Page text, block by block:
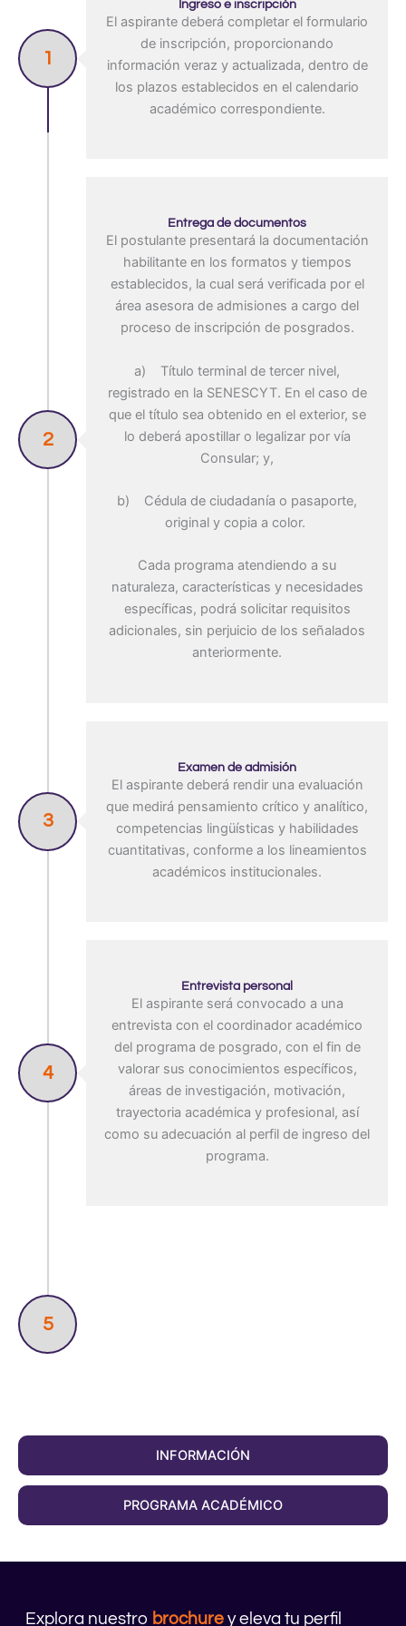
INFORMACIÓN
PROGRAMA ACADÉMICO
Ingreso e inscripción
El aspirante deberá completar el formulario
de inscripción, proporcionando
información veraz y actualizada, dentro de
los plazos establecidos en el calendario
académico correspondiente.
1
Entrega de documentos
El postulante presentará la documentación
habilitante en los formatos y tiempos
establecidos, la cual será verificada por el
área asesora de admisiones a cargo del
proceso de inscripción de posgrados.
a) Título terminal de tercer nivel,
registrado en la SENESCYT. En el caso de
que el título sea obtenido en el exterior, se
lo deberá apostillar o legalizar por vía
Consular; y,
b) Cédula de ciudadanía o pasaporte,
original y copia a color.
Cada programa atendiendo a su
naturaleza, características y necesidades
específicas, podrá solicitar requisitos
adicionales, sin perjuicio de los señalados
anteriormente.
2
Examen de admisión
El aspirante deberá rendir una evaluación
que medirá pensamiento crítico y analítico,
competencias lingüísticas y habilidades
cuantitativas, conforme a los lineamientos
académicos institucionales.
3
Entrevista personal
El aspirante será convocado a una
entrevista con el coordinador académico
del programa de posgrado, con el fin de
valorar sus conocimientos específicos,
áreas de investigación, motivación,
trayectoria académica y profesional, así
como su adecuación al perfil de ingreso del
programa.
4
5
Explora nuestro brochurey eleva tu perfil